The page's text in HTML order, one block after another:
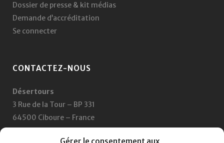
Dossier de presse & kit médias
Demande d’accréditation
Se connecter
CONTACTEZ-NOUS
Désertours
3 Rue de la Tour – BP 331
64500 Ciboure – France
+33 5 59 47 47 47